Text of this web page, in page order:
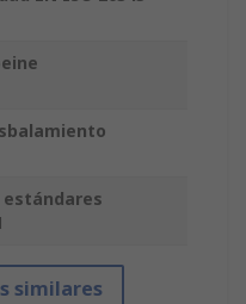
similares